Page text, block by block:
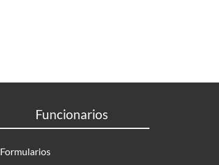
Funcionarios
Formularios